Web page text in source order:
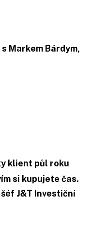
Markem Bárdym,
klient půl roku
si kupujete čas.
J&T Investiční